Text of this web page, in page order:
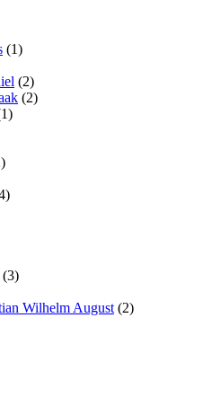
(1)
(2)
(2)
(3)
Wilhelm August (2)